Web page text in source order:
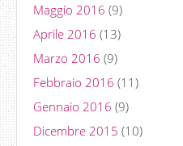
Maggio 2016 (9)
Aprile 2016 (13)
Marzo 2016 (9)
Febbraio 2016 (11)
Gennaio 2016 (9)
Dicembre 2015 (10)